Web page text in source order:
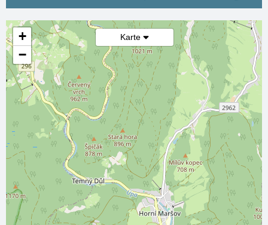
Karte
+
−